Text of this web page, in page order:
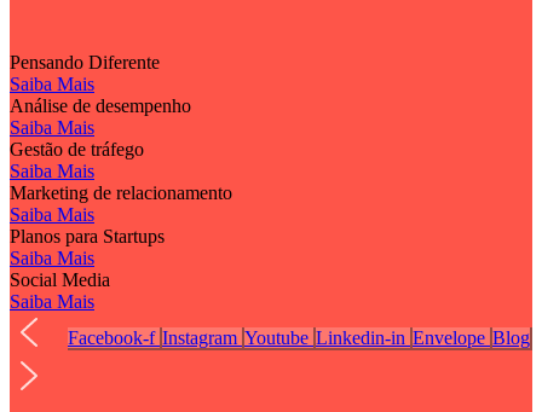
Pensando Diferente
Saiba Mais
Análise de desempenho
Saiba Mais
Gestão de tráfego
Saiba Mais
Marketing de relacionamento
Saiba Mais
Planos para Startups
Saiba Mais
Social Media
Saiba Mais
Facebook-f Instagram Youtube Linkedin-in Envelope Blog